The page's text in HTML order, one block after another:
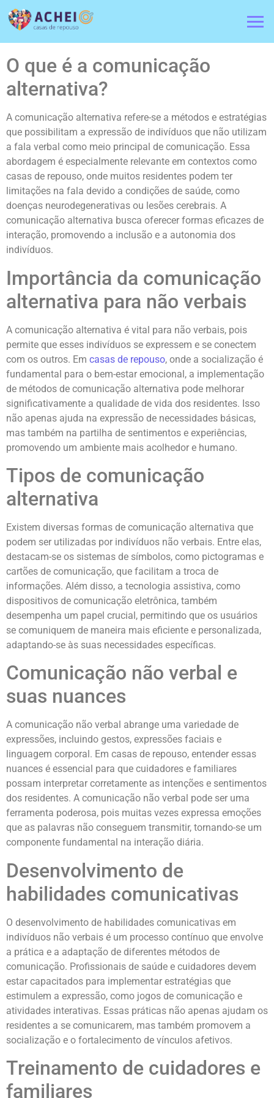
O que é a comunicação
alternativa?
A comunicação alternativa refere-se a métodos e estratégias
que possibilitam a expressão de indivíduos que não utilizam
a fala verbal como meio principal de comunicação. Essa
abordagem é especialmente relevante em contextos como
casas de repouso, onde muitos residentes podem ter
limitações na fala devido a condições de saúde, como
doenças neurodegenerativas ou lesões cerebrais. A
comunicação alternativa busca oferecer formas eficazes de
interação, promovendo a inclusão e a autonomia dos
indivíduos.
Importância da comunicação
alternativa para não verbais
A comunicação alternativa é vital para não verbais, pois
permite que esses indivíduos se expressem e se conectem
com os outros. Em casas de repouso, onde a socialização é
fundamental para o bem-estar emocional, a implementação
de métodos de comunicação alternativa pode melhorar
significativamente a qualidade de vida dos residentes. Isso
não apenas ajuda na expressão de necessidades básicas,
mas também na partilha de sentimentos e experiências,
promovendo um ambiente mais acolhedor e humano.
Tipos de comunicação
alternativa
Existem diversas formas de comunicação alternativa que
podem ser utilizadas por indivíduos não verbais. Entre elas,
destacam-se os sistemas de símbolos, como pictogramas e
cartões de comunicação, que facilitam a troca de
informações. Além disso, a tecnologia assistiva, como
dispositivos de comunicação eletrônica, também
desempenha um papel crucial, permitindo que os usuários
se comuniquem de maneira mais eficiente e personalizada,
adaptando-se às suas necessidades específicas.
Comunicação não verbal e
suas nuances
A comunicação não verbal abrange uma variedade de
expressões, incluindo gestos, expressões faciais e
linguagem corporal. Em casas de repouso, entender essas
nuances é essencial para que cuidadores e familiares
possam interpretar corretamente as intenções e sentimentos
dos residentes. A comunicação não verbal pode ser uma
ferramenta poderosa, pois muitas vezes expressa emoções
que as palavras não conseguem transmitir, tornando-se um
componente fundamental na interação diária.
Desenvolvimento de
habilidades comunicativas
O desenvolvimento de habilidades comunicativas em
indivíduos não verbais é um processo contínuo que envolve
a prática e a adaptação de diferentes métodos de
comunicação. Profissionais de saúde e cuidadores devem
estar capacitados para implementar estratégias que
estimulem a expressão, como jogos de comunicação e
atividades interativas. Essas práticas não apenas ajudam os
residentes a se comunicarem, mas também promovem a
socialização e o fortalecimento de vínculos afetivos.
Treinamento de cuidadores e
familiares